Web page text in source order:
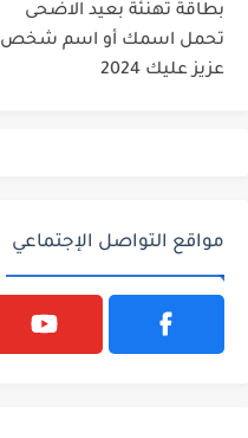
بطاقة تهنئة بعيد الاضحى
تحمل اسمك أو اسم شخص
عزيز عليك 2024
مواقع التواصل الإجتماعي